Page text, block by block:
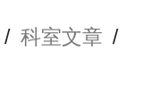
/ 科室文章 /